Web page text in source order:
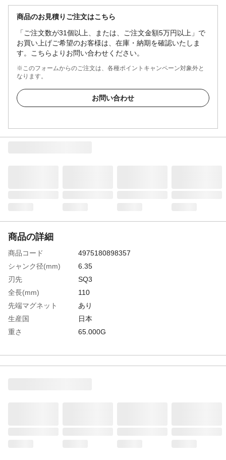
商品のお見積りご注文はこちら
「ご注文数が31個以上、または、ご注文金額5万円以上」で
お買い上げご希望のお客様は、在庫・納期を確認いたしま
す。こちらよりお問い合わせください。
※このフォームからのご注文は、各種ポイントキャンペーン対象外と
なります。
お問い合わせ
商品の詳細
商品コード
4975180898357
シャンク径(mm)
6.35
刃先
SQ3
全長(mm)
110
先端マグネット
あり
生産国
日本
重さ
65.000G